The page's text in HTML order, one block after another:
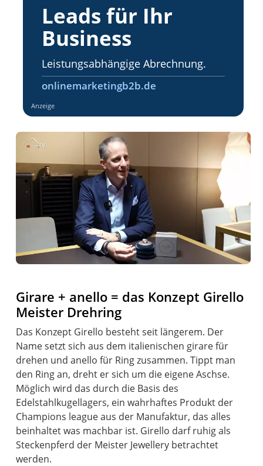
Leads für Ihr
Business
Leistungsabhängige Abrechnung.
onlinemarketingb2b.de
Anzeige
Girare + anello = das Konzept Girello
Meister Drehring
Das Konzept Girello besteht seit längerem. Der
Name setzt sich aus dem italienischen girare für
drehen und anello für Ring zusammen. Tippt man
den Ring an, dreht er sich um die eigene Aschse.
Möglich wird das durch die Basis des
Edelstahlkugellagers, ein wahrhaftes Produkt der
Champions league aus der Manufaktur, das alles
beinhaltet was machbar ist. Girello darf ruhig als
Steckenpferd der Meister Jewellery betrachtet
werden.